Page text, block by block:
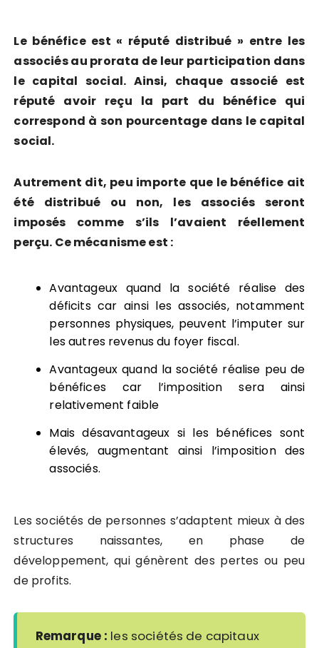
Le bénéfice est « réputé distribué » entre les
associés au prorata de leur participation dans
le capital social. Ainsi, chaque associé est
réputé avoir reçu la part du bénéfice qui
correspond à son pourcentage dans le capital
social.
Autrement dit, peu importe que le bénéfice ait
été distribué ou non, les associés seront
imposés comme s’ils l’avaient réellement
perçu. Ce mécanisme est :
Avantageux quand la société réalise des
déficits car ainsi les associés, notamment
personnes physiques, peuvent l’imputer sur
les autres revenus du foyer fiscal.
Avantageux quand la société réalise peu de
bénéfices car l’imposition sera ainsi
relativement faible
Mais désavantageux si les bénéfices sont
élevés, augmentant ainsi l’imposition des
associés.
Les sociétés de personnes s’adaptent mieux à des
structures naissantes, en phase de
développement, qui génèrent des pertes ou peu
de profits.
Remarque : les sociétés de capitaux